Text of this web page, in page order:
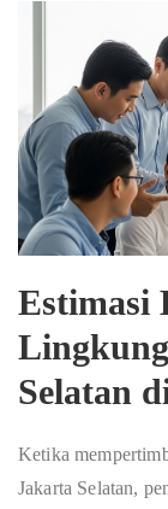
Estimasi
Selatan
Ketika
Jakarta Selatan,